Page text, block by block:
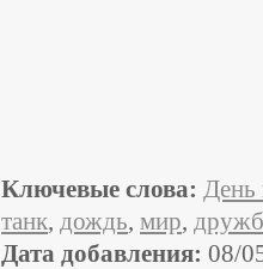
Ключевые слова: День
танк, дождь, мир,
Дата добавления: 08/